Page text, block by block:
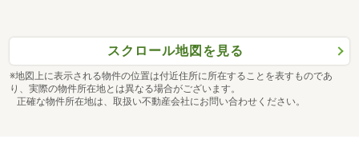
スクロール地図を見る
※地図上に表示される物件の位置は付近住所に所在することを表すものであ
り、実際の物件所在地とは異なる場合がございます。
正確な物件所在地は、取扱い不動産会社にお問い合わせください。